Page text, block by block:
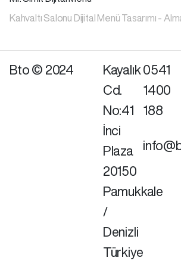
Kahvaltı Salonu Dijital Menü Tasarımı -
Bto © 2024
Kayalık
Cd.
No:41
İnci
Plaza
20150
Pamukkale
/
Denizli
Türkiye
0541
1400
188